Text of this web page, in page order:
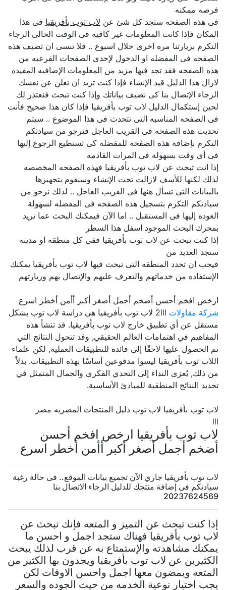
فرصه ممكنه
فى هذه الصفحه ستجد كل شئ عنلاب توب بأفريقيافى هذا
المكان فإذا كانت المعلومات غير كافيه فى الوقت الحالى الرجاء
التكرم بزيارتنا مره اخرى خلال اسبوع .. فلا تنسى ان تضيف هذه
الصفحه فى المفضله او الدخول لإحدى الصفحات الفرعيه من
هذه الصفحه فقد تجد فيها مزيد من المعلومات الإضافيه المفيده
لازال هذا الدليل قيد الإنشاء فإذا كنت تريد ان تعلن عن نفسك
الرجاء الإتصال بنا كى نضيف بياناتك وإذا كنت تبحث فنعتذر لك
لحين إستكمال الدليل لاب توب بأفريقيا فإذا كان هذا صحيح فأنت
فى الصفحه المناسبه التى تتحدث فى هذا الموضوع .. سيتم
تحديث هذه الصفحه فى القريب العاجل فنرجو من سيادتكم
التكرم بإضافة هذه الصفحه للمفضله كى تستطيع الرجوع إليها
فى أى وقت بسهوله فى المرات القادمه
إذا انت تبحث عن لاب توب بأفريقيا فهذه الصفحه المخصصه
لذلك لكنها للأسف لازالت تحت الإنشاء وسنقوم بتجهيزها
بالبيانات التى تسأل هنها فى القريب العاجل .. لذلك نرجو من
سيادتكم التكرم بتسجيل هذه الصفحه فى المفضله لسهولة
العوده إليها فى المستقبل .. اما الآن فيمكنك البحث عما تريد
بمحرك البحث الموجود اسفل هذا السطر
إذا كنت تبحث عن لاب توب بأفريقيا ففى كل منطقه او مدينه
ستجد العديد من
فيجب ان تحدد المنطقه التى تبحث فيها لاب توب بأفريقيا يمكنك
الإستفاده من خدماتهم والتعرف عليهم والإتصال بهم وزيارتهم
ارخص افخم أحسن أضخم أجمل أصغر أكبر أأمن أخطر اسرع
شركة مقاولات
2lll لاب توب بأفريقيا هي دراسة لاب توب بشكل
مستقل عن أي تطبيق خارج لاب توب بأفريقيا. قد تنشأ هذه
المفاهيم في اهتمامات العالم الحقيقي, وقد تتحول النتائج التي
تم الحصول عليها لاحقًا إلى فائدة للتطبيقات العملية, لكن علماء
اللاب توب بأفريقيا ليسوا مدفوعين أساسًا بهذه التطبيقات. بدلاً
من ذلك, يُعزى النداء إلى التحدي الفكري والجمال المتمثل في
تحديد النتائج المنطقية للمبادئ الأساسية.
لاب توب بأفريقيا لاب توب دليل المنتجات المصريه مصر
لاب توب بأفريقيا ارخص افخم أحسن
أضخم أجمل أصغر أكبر أأمن أخطر اسرع
لاب توب بأفريقيا جاري الآن تجميع بيانات الموقع.. فى حالة رغبة
سيادتكم فى إضافة منتجك للدليل الرجاء الاتصال بنا
20237624569
إذا كنت تبحث عن التميز و المتعه فإنك تبحث عن
لاب توب بأفريقيا فهناك ستجد اجمل و احسن ما
يمكنك مشاهدته والإستمتاع به عن قرب لذلك يبحث
الكثيرين عن لاب توب بأفريقيا ويجدون بها الكثير من
المتعه ويمضون معها اجمل واحسن الاوقات لكن
يجب اختيار نوعية الخدمه من حيث الجوده والسعر